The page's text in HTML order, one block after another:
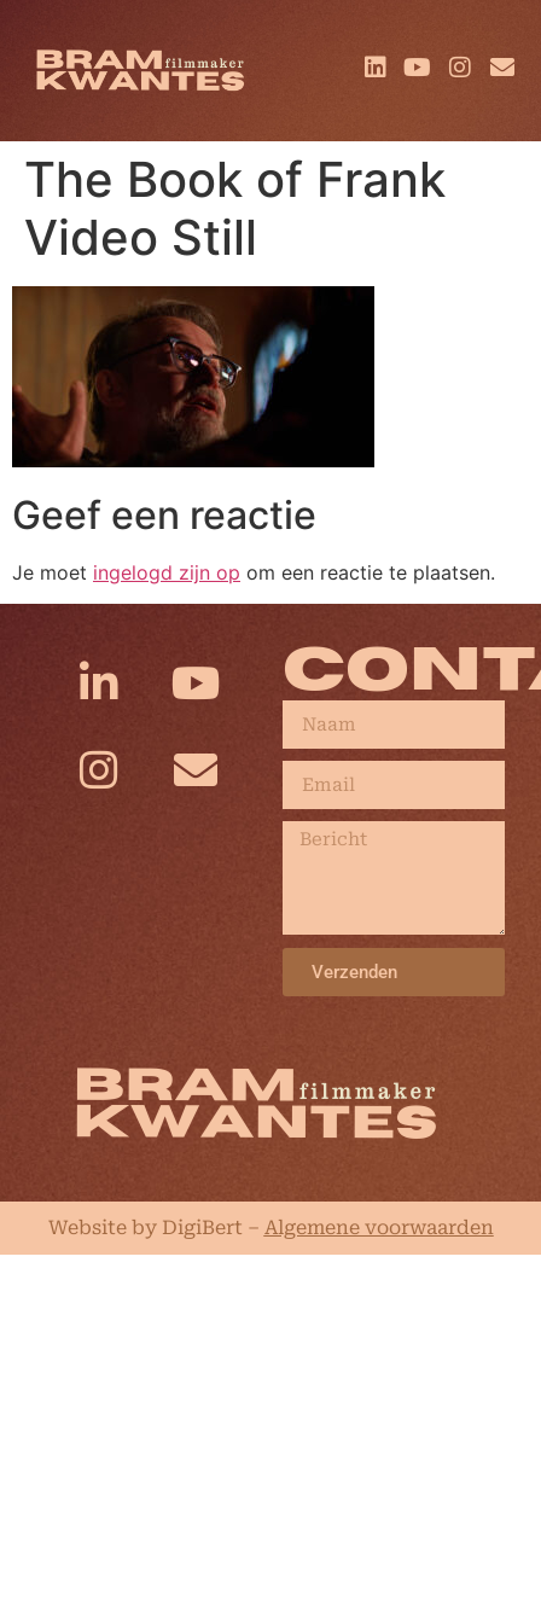
The Book of Frank
Video Still
Geef een reactie
Je moet ingelogd zijn op om een reactie te plaatsen.
Verzenden
Website by DigiBert – Algemene voorwaarden